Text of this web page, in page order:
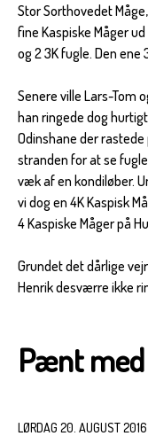
Stor Sorthovedet
fine Kaspiske Måger
og 2 3K fugle. Den ene
Senere ville Lars-Tom
han ringede dog
Odinshane der
stranden for at se
væk af en kondiløber.
vi dog en 4K Kaspisk
4 Kaspiske Måger på
Grundet det dårlige
Henrik desværre ikke
Pænt
LØRDAG 20. AUGUST 2016